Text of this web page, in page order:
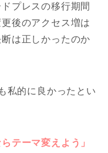
プレスの移行期間
後のアクセス増は
は正しかったのか
私的に良かったとい
テーマ変えよう」